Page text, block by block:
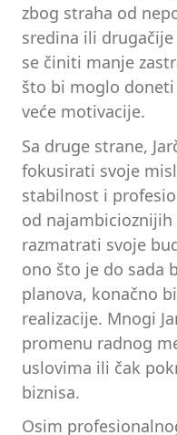
zbog straha od
sredina ili
se činiti manje
što bi moglo doneti
veće motivacije.
Sa druge strane,
fokusirati svoje
stabilnost i
od najambicioznijih
razmatrati svoje
ono što je do sada
planova, konačno
realizacije. Mnogi
promenu radnog
uslovima ili čak
biznisa.
Osim